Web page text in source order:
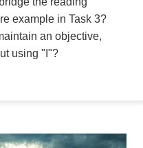
example in Task 3?
an objective,
using "I"?